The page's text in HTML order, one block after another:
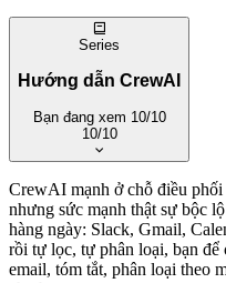
Series
Hướng dẫn CrewAI
Bạn đang xem 10/10
10/10
1. CrewAI là gì?
Agent AI với Python
2. Agent trong
3. Task trong
CrewAI mạnh ở chỗ điều
nhưng sức mạnh thật sự bộc
hàng ngày: Slack, Gmail,
rồi tự lọc, tự phân loại, bạn
email, tóm tắt, phân loại theo